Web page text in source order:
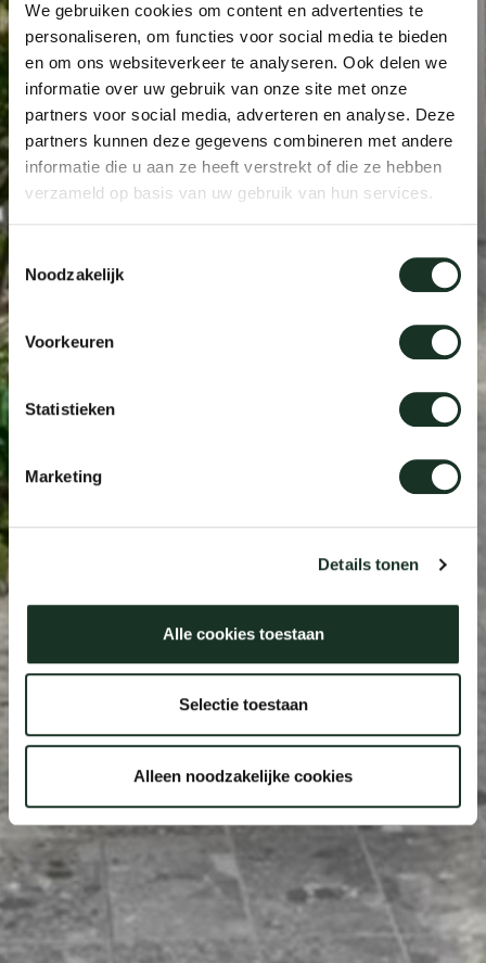
We gebruiken cookies om content en advertenties te
personaliseren, om functies voor social media te bieden
en om ons websiteverkeer te analyseren. Ook delen we
informatie over uw gebruik van onze site met onze
partners voor social media, adverteren en analyse. Deze
partners kunnen deze gegevens combineren met andere
informatie die u aan ze heeft verstrekt of die ze hebben
verzameld op basis van uw gebruik van hun services.
Noodzakelijk
Voorkeuren
Statistieken
Marketing
Details tonen
Alle cookies toestaan
Selectie toestaan
Alleen noodzakelijke cookies